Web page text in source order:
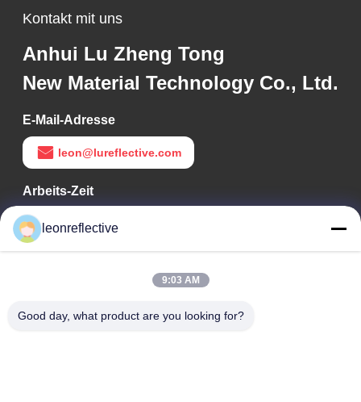
Kontakt mit uns
Anhui Lu Zheng Tong
New Material Technology Co., Ltd.
E-Mail-Adresse
leon@lureflective.com
Arbeits-Zeit
9:00-18:00
Unsere Adresse
Adresse des Unternehmens
Technologiepark Huayi, Hightech-Zone, Hefei, Anhui, China
leonreflective
9:03 AM
Good day, what product are you looking for?